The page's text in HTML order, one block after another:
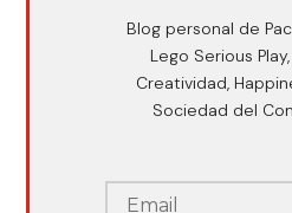
Blog personal de
Lego Serious
Creatividad,
Sociedad del